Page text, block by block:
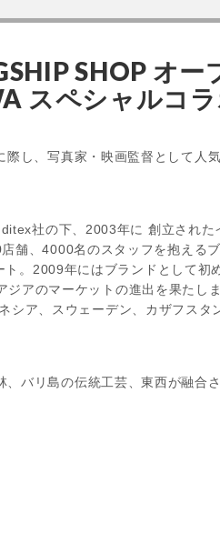
SHOP オー
スペシャルコ
し、写真家・映画監督として人
社の下、2003年に 創立され
舗、4000名のスタッフを抱える
。2009年にはブランドとして初
アのマーケットの進出を果たし
シア、スウェーデン、カザフス
バリ島の伝統工芸、東西が融合